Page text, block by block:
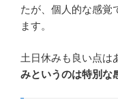
たが、個人的な感覚
ます。
土日休みも良い点は
みというのは特別な